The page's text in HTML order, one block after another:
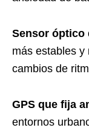
Sensor óptico
más estables y
cambios de
GPS que fija
entornos